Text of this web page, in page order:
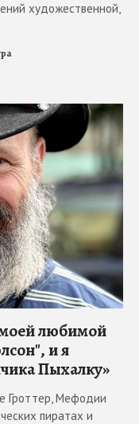
художественной,
любимой
и я
Пыхалку»
Гроттер, Мефодии
пиратах и